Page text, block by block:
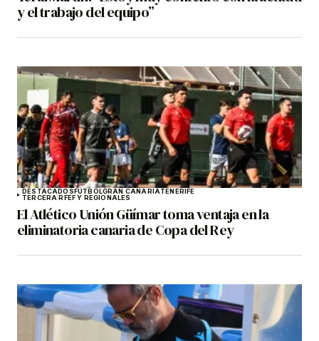
y el trabajo del equipo”
DESTACADOSFÚTBOLGRAN CANARIATENERIFE
TERCERA RFEF Y REGIONALES
El Atlético Unión Güímar toma ventaja en la
eliminatoria canaria de Copa del Rey